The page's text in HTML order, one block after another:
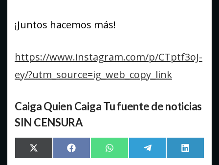
¡Juntos hacemos más!
https://www.instagram.com/p/CTptf3oJ-
ey/?utm_source=ig_web_copy_link
Caiga Quien Caiga Tu fuente de noticias
SIN CENSURA
Compartir
en
X
(Twitter)
Compartir
en
Facebook
Compartir
en
WhatsApp Compartir
en
Compartir
en
LinkedIn